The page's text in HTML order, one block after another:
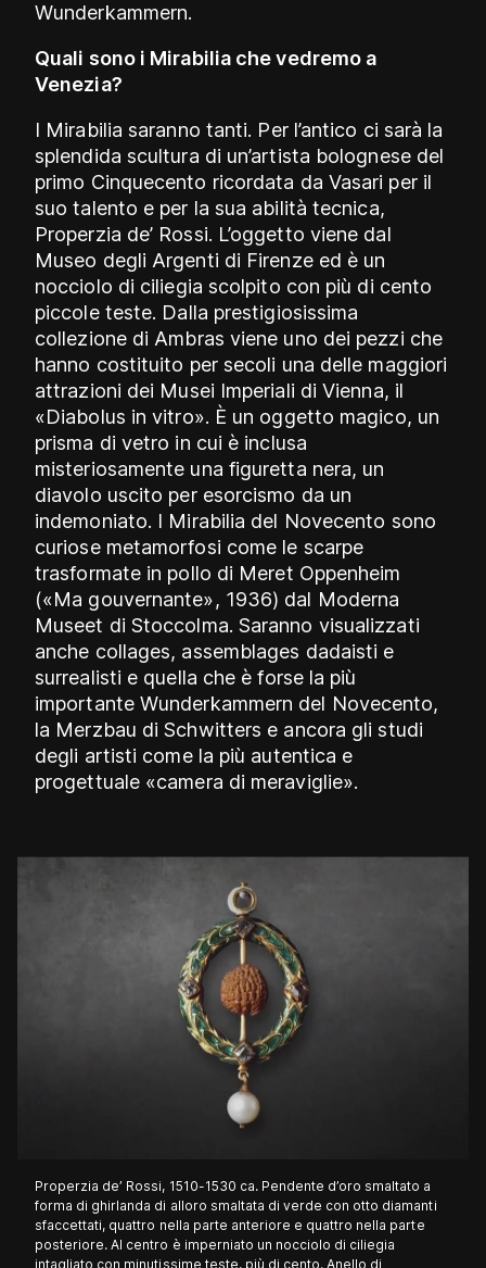
Wunderkammern.
Quali sono i Mirabilia che vedremo a
Venezia?
I Mirabilia saranno tanti. Per l’antico ci sarà la
splendida scultura di un’artista bolognese del
primo Cinquecento ricordata da Vasari per il
suo talento e per la sua abilità tecnica,
Properzia de’ Rossi. L’oggetto viene dal
Museo degli Argenti di Firenze ed è un
nocciolo di ciliegia scolpito con più di cento
piccole teste. Dalla prestigiosissima
collezione di Ambras viene uno dei pezzi che
hanno costituito per secoli una delle maggiori
attrazioni dei Musei Imperiali di Vienna, il
«Diabolus in vitro». È un oggetto magico, un
prisma di vetro in cui è inclusa
misteriosamente una figuretta nera, un
diavolo uscito per esorcismo da un
indemoniato. I Mirabilia del Novecento sono
curiose metamorfosi come le scarpe
trasformate in pollo di Meret Oppenheim
(«Ma gouvernante», 1936) dal Moderna
Museet di Stoccolma. Saranno visualizzati
anche collages, assemblages dadaisti e
surrealisti e quella che è forse la più
importante Wunderkammern del Novecento,
la Merzbau di Schwitters e ancora gli studi
degli artisti come la più autentica e
progettuale «camera di meraviglie».
Properzia de’ Rossi, 1510-1530 ca. Pendente d’oro smaltato a
forma di ghirlanda di alloro smaltata di verde con otto diamanti
sfaccettati, quattro nella parte anteriore e quattro nella parte
posteriore. Al centro è imperniato un nocciolo di ciliegia
intagliato con minutissime teste, più di cento. Anello di